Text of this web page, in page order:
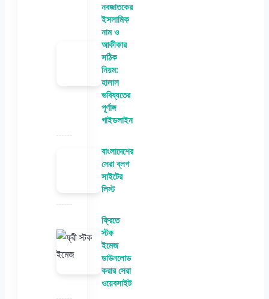
নবজাতকের
ইসলামিক
নাম ও
আকীকার
সঠিক
নিয়ম:
হালাল
ভবিষ্যতের
পূর্ণাঙ্গ
গাইডলাইন
বাংলাদেশের
সেরা ব্লগ
সাইটের
লিস্ট
ফ্রিতে
স্টক
ইমেজ
ডাউনলোড
করার সেরা
ওয়েবসাইট